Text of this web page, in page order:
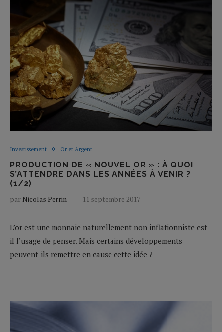
Investissement Or et Argent
PRODUCTION DE « NOUVEL OR » : À QUOI
S’ATTENDRE DANS LES ANNÉES À VENIR ?
(1/2)
par Nicolas Perrin 11 septembre 2017
L’or est une monnaie naturellement non inflationniste est-
il l’usage de penser. Mais certains développements
peuvent-ils remettre en cause cette idée ?